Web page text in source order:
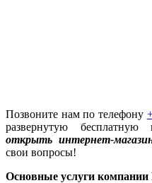
Позвоните нам по телефону
развернутую
открыть интернет-
свои вопросы!
Основные услуги компании